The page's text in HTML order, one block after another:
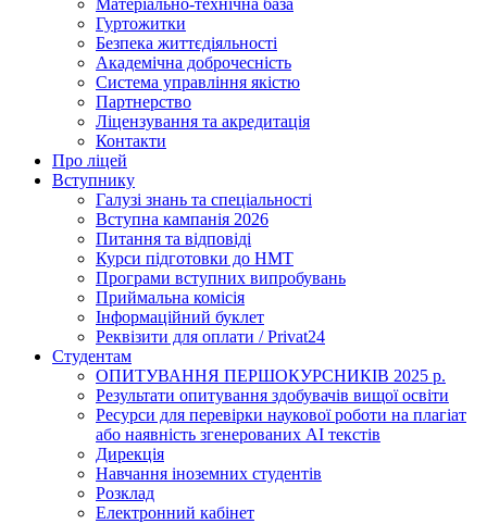
Матеріально-технічна база
Гуртожитки
Безпека життєдіяльності
Академічна доброчесність
Система управління якістю
Партнерство
Ліцензування та акредитація
Контакти
Про ліцей
Вступнику
Галузі знань та спеціальності
Вступна кампанія 2026
Питання та відповіді
Курси підготовки до НМТ
Програми вступних випробувань
Приймальна комісія
Інформаційний буклет
Реквізити для оплати / Privat24
Студентам
ОПИТУВАННЯ ПЕРШОКУРСНИКІВ 2025 р.
Результати опитування здобувачів вищої освіти
Ресурси для перевірки наукової роботи на плагіат
або наявність згенерованих АІ текстів
Дирекція
Навчання іноземних студентів
Розклад
Електронний кабінет